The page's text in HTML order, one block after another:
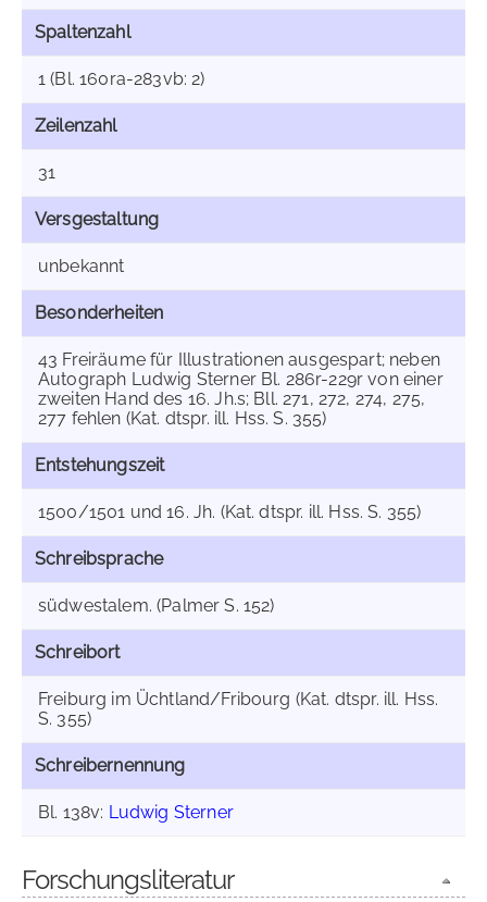
Spaltenzahl
1 (Bl. 160ra-283vb: 2)
Zeilenzahl
31
Versgestaltung
unbekannt
Besonderheiten
43 Freiräume für Illustrationen ausgespart; neben
Autograph Ludwig Sterner Bl. 286r-229r von einer
zweiten Hand des 16. Jh.s; Bll. 271, 272, 274, 275,
277 fehlen (Kat. dtspr. ill. Hss. S. 355)
Entstehungszeit
1500/1501 und 16. Jh. (Kat. dtspr. ill. Hss. S. 355)
Schreibsprache
südwestalem. (Palmer S. 152)
Schreibort
Freiburg im Üchtland/Fribourg (Kat. dtspr. ill. Hss.
S. 355)
Schreibernennung
Bl. 138v: Ludwig Sterner
Forschungsliteratur